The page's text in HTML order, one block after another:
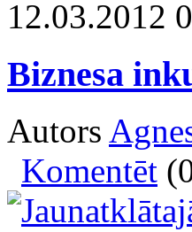
12.03.2012
Biznesa
Autors
Komentēt